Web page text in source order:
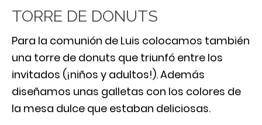
TORRE DE DONUTS
Para la comunión de Luis colocamos también
una torre de donuts que triunfó entre los
invitados (¡niños y adultos!). Además
diseñamos unas galletas con los colores de
la mesa dulce que estaban deliciosas.